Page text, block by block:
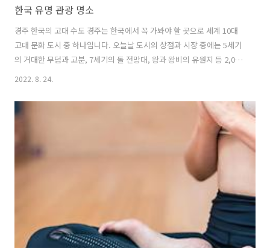
한국 유명 관광 명소
경주 한국의 고대 수도 경주는 한국에서 꼭 가봐야 할 곳으로 세계 10대
고대 문화 도시 중 하나입니다. 오늘날 도시의 상점과 시장 중에는 5세기
의 거대한 무덤과 고분, 7세기의 돌 전망대, 왕과 왕비의 유원지 등 2,000
수많은 산책로가 도시의 남쪽을 지배하는 신성한 남산의 비탈로 이어집
니다. 국립 공원에서 하이킹 한국은 흥미진진한 국립공원으로 가득차 있
습니다. 모든 곳이 명확하게 표시된 산책로가 교차하고 있으며 좋은 야영
장(가끔 산장도 있음)이 점재하고 있습니다. 작물의 크림은 설악산, 특히
내설악(내설악)은 숲이 우거진 봉우리, 강, 폭포, 불교 사찰이 일..
2022. 8. 24.